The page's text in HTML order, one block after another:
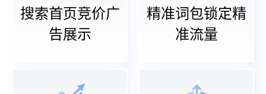
搜索首页竞价广
告展示
精准词包锁定精
准流量